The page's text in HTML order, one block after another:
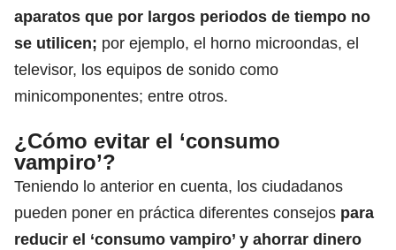
aparatos que por largos periodos de tiempo no
se utilicen; por ejemplo, el horno microondas, el
televisor, los equipos de sonido como
minicomponentes; entre otros.
¿Cómo evitar el ‘consumo
vampiro’?
Teniendo lo anterior en cuenta, los ciudadanos
pueden poner en práctica diferentes consejos para
reducir el ‘consumo vampiro’ y ahorrar dinero